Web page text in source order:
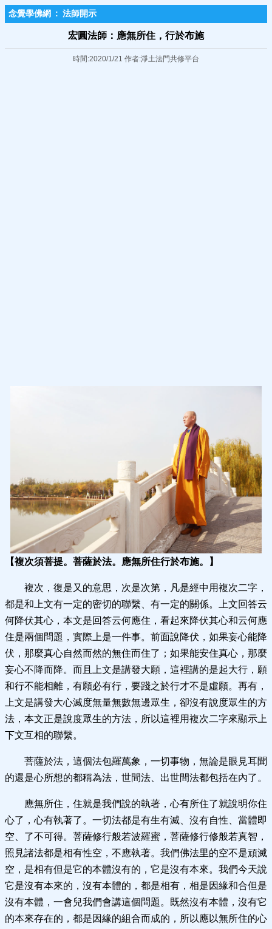
念覺學佛網 : 法師開示
宏圓法師：應無所住，行於布施
時間:2020/1/21 作者:淨土法門共修平台
【複次須菩提。菩薩於法。應無所住行於布施。】
複次，復是又的意思，次是次第，凡是經中用複次二字，
都是和上文有一定的密切的聯繫、有一定的關係。上文回答云
何降伏其心，本文是回答云何應住，看起來降伏其心和云何應
住是兩個問題，實際上是一件事。前面說降伏，如果妄心能降
伏，那麼真心自然而然的無住而住了；如果能安住真心，那麼
妄心不降而降。而且上文是講發大願，這裡講的是起大行，願
和行不能相離，有願必有行，要踐之於行才不是虛願。再有，
上文是講發大心滅度無量無數無邊眾生，卻沒有說度眾生的方
法，本文正是說度眾生的方法，所以這裡用複次二字來顯示上
下文互相的聯繫。
菩薩於法，這個法包羅萬象，一切事物，無論是眼見耳聞
的還是心所想的都稱為法，世間法、出世間法都包括在內了。
應無所住，住就是我們說的執著，心有所住了就說明你住
心了，心有執著了。一切法都是有生有滅、沒有自性、當體即
空、了不可得。菩薩修行般若波羅蜜，菩薩修行修般若真智，
照見諸法都是相有性空，不應執著。我們佛法里的空不是頑滅
空，是相有但是它的本體沒有的，它是沒有本來。我們今天說
它是沒有本來的，沒有本體的，都是相有，相是因緣和合但是
沒有本體，一會兒我們會講這個問題。既然沒有本體，沒有它
的本來存在的，都是因緣的組合而成的，所以應以無所住的心